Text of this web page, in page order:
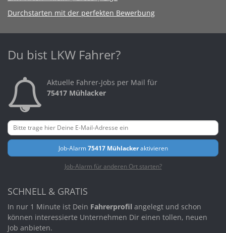
Durchstarten mit der perfekten Bewerbung
Du bist LKW Fahrer?
Aktuelle Fahrer-Jobs per Mail für
75417 Mühlacker
Job-Alarm75417 Mühlackeraktivieren
Job-Alarm für anderen Ort starten?
SCHNELL & GRATIS
In nur 1 Minute ist Dein Fahrerprofil angelegt und schon
können interessierte Unternehmen Dir einen tollen, neuen
Job anbieten.